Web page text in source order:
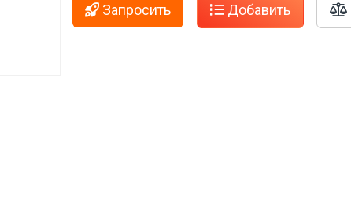
Запросить Добавить